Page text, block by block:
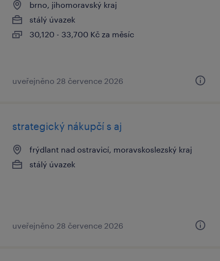
brno, jihomoravský kraj
stálý úvazek
30,120 - 33,700 Kč za měsíc
uveřejněno 28 července 2026
strategický nákupčí s aj
frýdlant nad ostravicí, moravskoslezský kraj
stálý úvazek
uveřejněno 28 července 2026